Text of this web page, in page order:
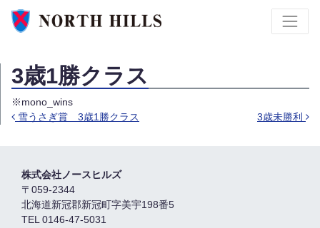
3歳1勝クラス
※mono_wins
雪うさぎ賞 3歳1勝クラス 3歳未勝利
株式会社ノースヒルズ
〒059-2344
北海道新冠郡新冠町字美宇198番5
TEL 0146-47-5031